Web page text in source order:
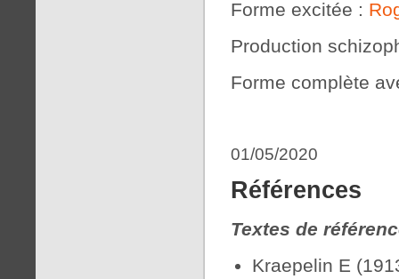
Forme excitée :
Production
Forme complète
01/05/2020
Références
Textes de
Kraepelin E